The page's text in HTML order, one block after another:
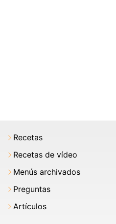
Recetas
Recetas de vídeo
Menús archivados
Preguntas
Artículos